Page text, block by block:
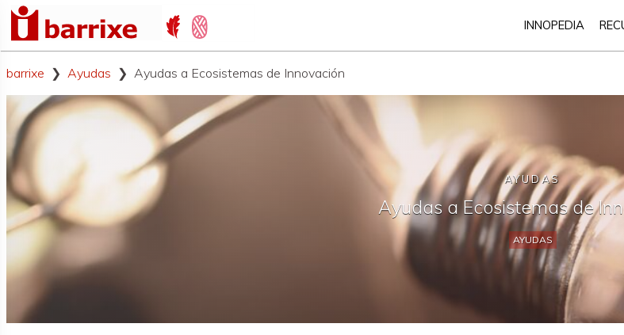
INNOPEDIA
barrixe Ayudas Ayudas a Ecosistemas de Innovación
AYUDAS
Ayudas a Ecosistemas de
AYUDAS